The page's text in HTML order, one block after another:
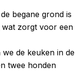
begane grond is
wat zorgt voor een
de keuken in de
twee honden